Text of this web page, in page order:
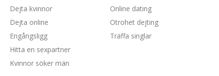
Dejta kvinnor
Dejta online
Engångsligg
Hitta en sexpartner
Kvinnor söker män
Online dating
Otrohet dejting
Träffa singlar